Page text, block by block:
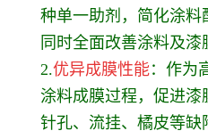
种单一助剂，简化涂料
同时全面改善涂料及漆
2.优异成膜性能：作为
涂料成膜过程，促进漆
针孔、流挂、橘皮等缺